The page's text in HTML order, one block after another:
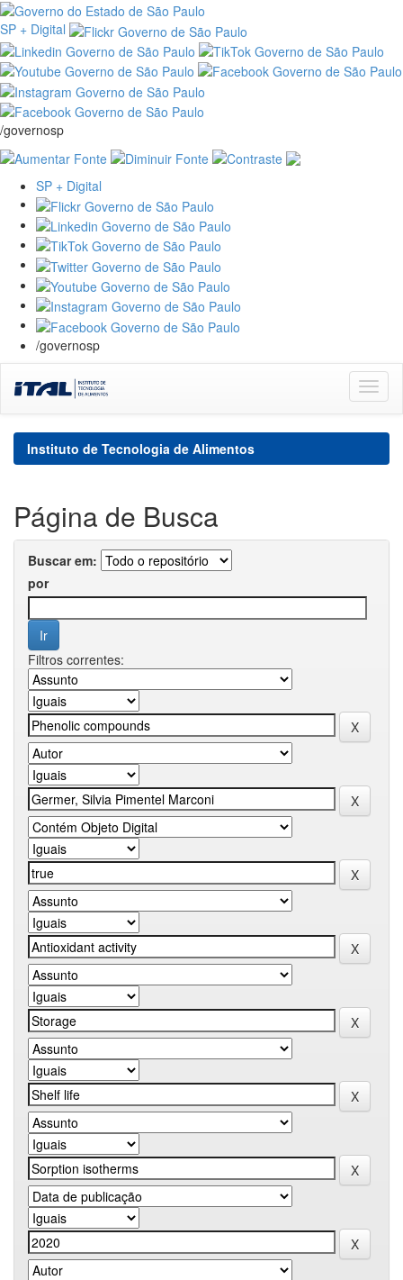
SP + Digital
/governosp
SP + Digital
/governosp
navigation
Instituto de Tecnologia de Alimentos
Página de Busca
Buscar em:
por
Filtros correntes: